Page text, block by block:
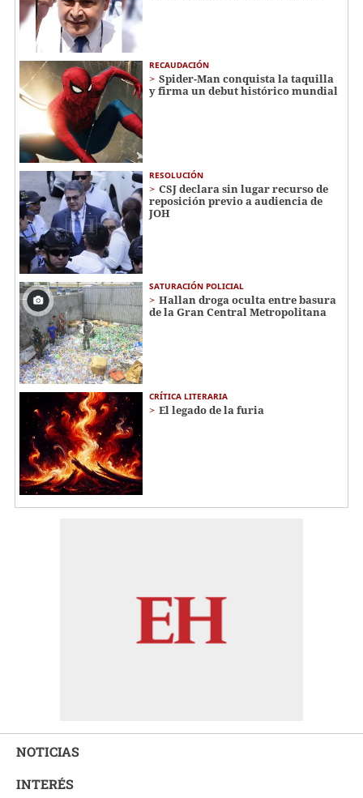
RECAUDACIÓN
Spider-Man conquista la taquilla
y firma un debut histórico mundial
RESOLUCIÓN
CSJ declara sin lugar recurso de
reposición previo a audiencia de
JOH
SATURACIÓN POLICIAL
Hallan droga oculta entre basura
de la Gran Central Metropolitana
CRÍTICA LITERARIA
El legado de la furia
NOTICIAS
INTERÉS